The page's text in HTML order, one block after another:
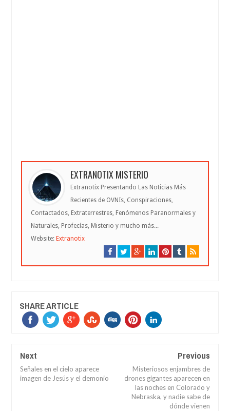
EXTRANOTIX MISTERIO
Extranotix Presentando Las Noticias Más
Recientes de OVNIs, Conspiraciones,
Contactados, Extraterrestres, Fenómenos Paranormales y
Naturales, Profecías, Misterio y mucho más...
Website: Extranotix
SHARE ARTICLE
Next
Señales en el cielo aparece
imagen de Jesús y el demonio
Previous
Misteriosos enjambres de
drones gigantes aparecen en
las noches en Colorado y
Nebraska, y nadie sabe de
dónde vienen